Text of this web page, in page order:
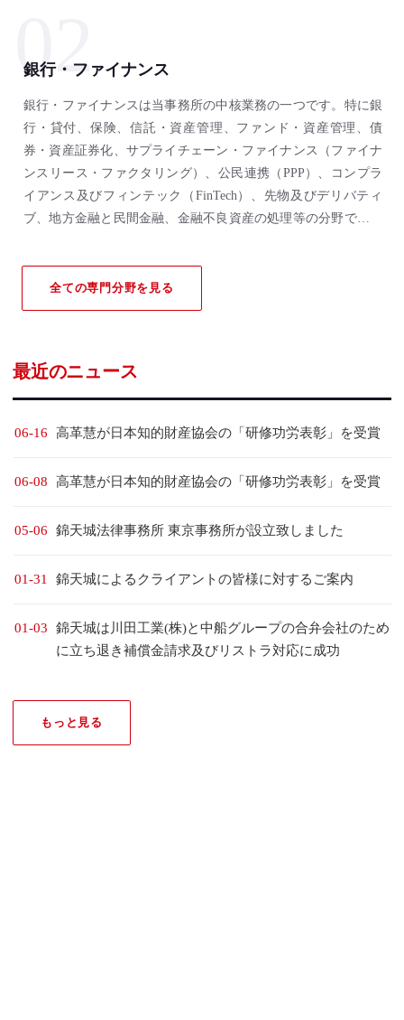
02
銀行・ファイナンス
銀行・ファイナンスは当事務所の中核業務の一つです。特に銀
行・貸付、保険、信託・資産管理、ファンド・資産管理、債
券・資産証券化、サプライチェーン・ファイナンス（ファイナ
ンスリース・ファクタリング）、公民連携（PPP）、コンプラ
イアンス及びフィンテック（FinTech）、先物及びデリバティ
ブ、地方金融と民間金融、金融不良資産の処理等の分野で高く
得ています。当事務所の銀行・ファイナンス業務分野及び関連
するパートナー弁護士は、長年連続して「Chambers Global &
Greater China Region Guide」、「Asialaw Profiles」、「ALB」、
全ての専門分野を見る
最近のニュース
06-16 高革慧が日本知的財産協会の「研修功労表彰」を受賞
06-08 高革慧が日本知的財産協会の「研修功労表彰」を受賞
05-06 錦天城法律事務所 東京事務所が設立致しました
01-31 錦天城によるクライアントの皆様に対するご案内
01-03
錦天城は川田工業(株)と中船グループの合弁会社のため
に立ち退き補償金請求及びリストラ対応に成功
もっと見る